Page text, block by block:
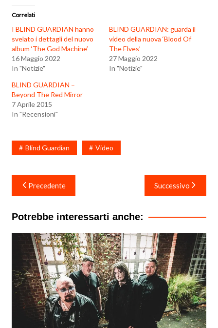
Correlati
I BLIND GUARDIAN hanno
svelato i dettagli del nuovo
album ‘The God Machine’
16 Maggio 2022
In "Notizie"
BLIND GUARDIAN: guarda il
video della nuova ‘Blood Of
The Elves’
27 Maggio 2022
In "Notizie"
BLIND GUARDIAN –
Beyond The Red Mirror
7 Aprile 2015
In "Recensioni"
Blind Guardian Video
Navigazione
articoli
Precedente Successivo
Potrebbe interessarti anche: